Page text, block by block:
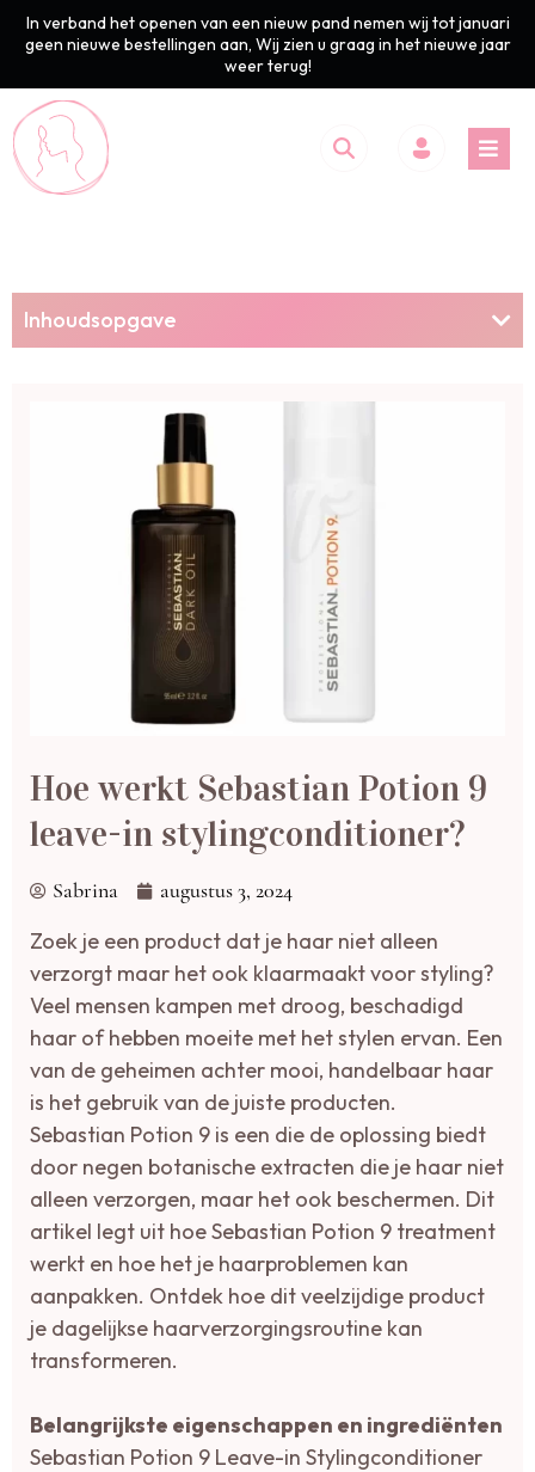
In verband het openen van een nieuw pand nemen wij tot januari
geen nieuwe bestellingen aan, Wij zien u graag in het nieuwe jaar
weer terug!
Hoe werkt Sebastian Potion 9
leave-in stylingconditioner?
Sabrina augustus 3, 2024
Zoek je een product dat je haar niet alleen
verzorgt maar het ook klaarmaakt voor styling?
Veel mensen kampen met droog, beschadigd
haar of hebben moeite met het stylen ervan. Een
van de geheimen achter mooi, handelbaar haar
is het gebruik van de juiste producten.
Sebastian Potion 9 is een die de oplossing biedt
door negen botanische extracten die je haar niet
alleen verzorgen, maar het ook beschermen. Dit
artikel legt uit hoe Sebastian Potion 9 treatment
werkt en hoe het je haarproblemen kan
aanpakken. Ontdek hoe dit veelzijdige product
je dagelijkse haarverzorgingsroutine kan
transformeren.
Belangrijkste eigenschappen en ingrediënten
Sebastian Potion 9 Leave-in Stylingconditioner
Inhoudsopgave